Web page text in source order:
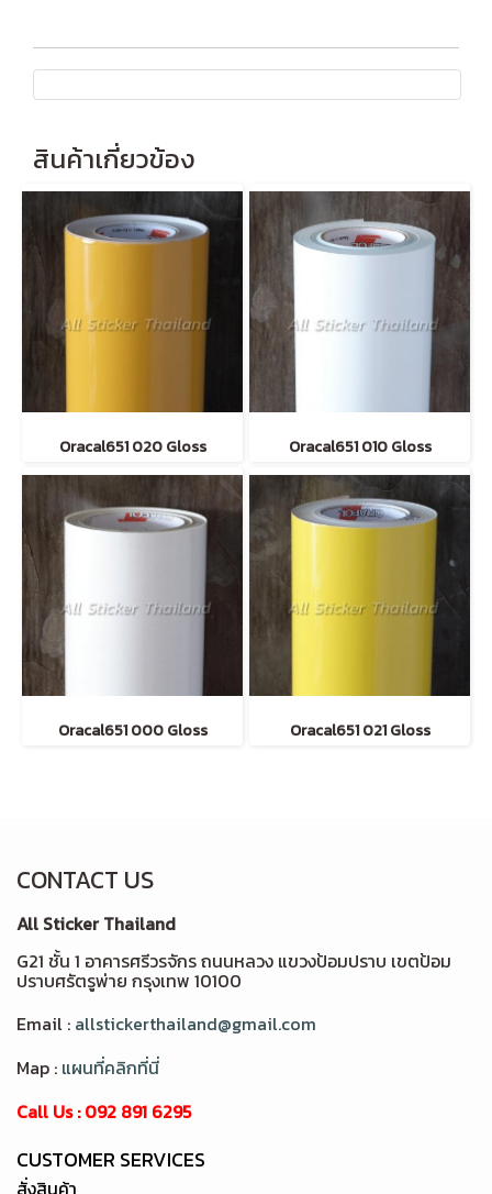
สินค้าเกี่ยวข้อง
Oracal651 020 Gloss Oracal651 010 Gloss
Oracal651 000 Gloss Oracal651 021 Gloss
CONTACT US
All Sticker Thailand
G21 ชั้น 1 อาคารศรีวรจักร ถนนหลวง แขวงป้อมปราบ เขตป้อม
ปราบศรัตรูพ่าย กรุงเทพ 10100
Email : allstickerthailand@gmail.com
Map : แผนที่คลิกที่นี่
Call Us : 092 891 6295
CUSTOMER SERVICES
สั่งสินค้า